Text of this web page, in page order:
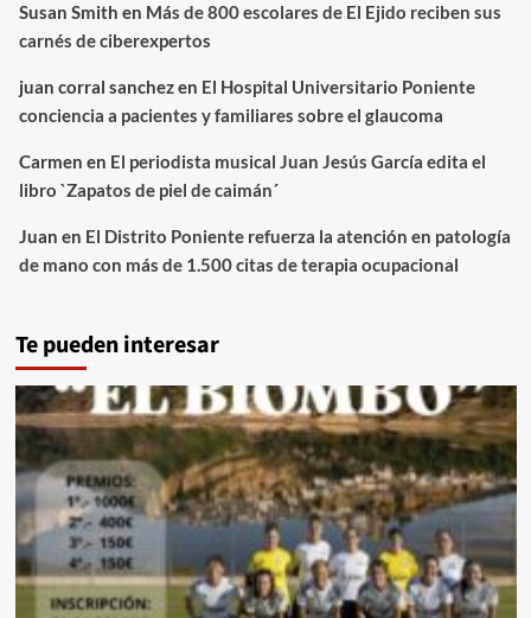
Susan Smith en Más de 800 escolares de El Ejido reciben sus
carnés de ciberexpertos
juan corral sanchezen El Hospital Universitario Poniente
conciencia a pacientes y familiares sobre el glaucoma
Carmen en El periodista musical Juan Jesús García edita el
libro `Zapatos de piel de caimán´
Juan en El Distrito Poniente refuerza la atención en patología
de mano con más de 1.500 citas de terapia ocupacional
Te pueden interesar